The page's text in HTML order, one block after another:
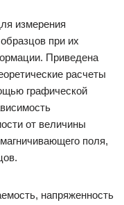
измерения
при их
Приведена
расчеты
графической
от величины
поля,
напряженность